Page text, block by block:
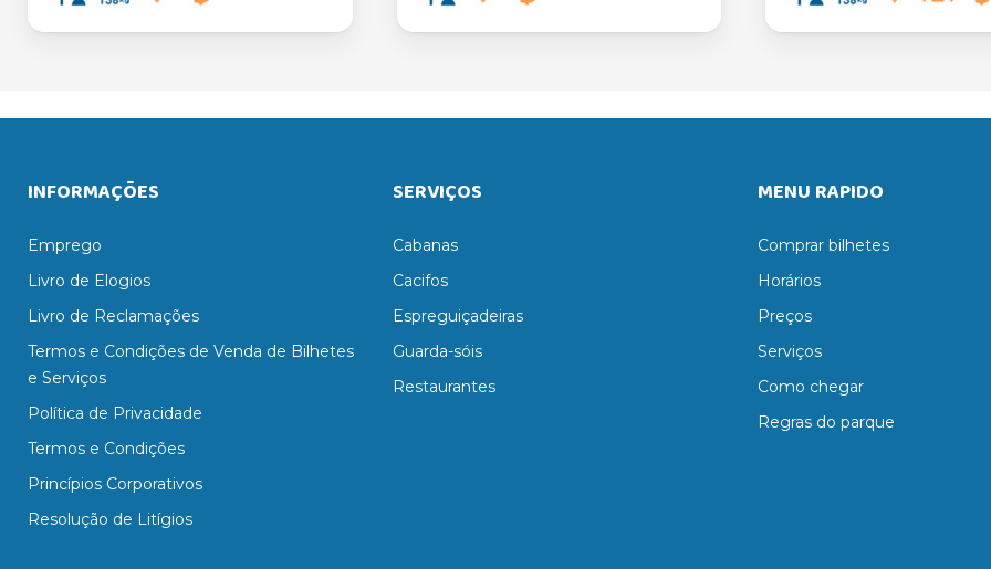
INFORMAÇÕES
Emprego
Livro de Elogios
Livro de Reclamações
Termos e Condições de Venda de Bilhetes
e Serviços
Política de Privacidade
Termos e Condições
Princípios Corporativos
Resolução de Litígios
SERVIÇOS
Cabanas
Cacifos
Espreguiçadeiras
Guarda-sóis
Restaurantes
MENU RAPIDO
Comprar bilhetes
Horários
Preços
Serviços
Como chegar
Regras do parque